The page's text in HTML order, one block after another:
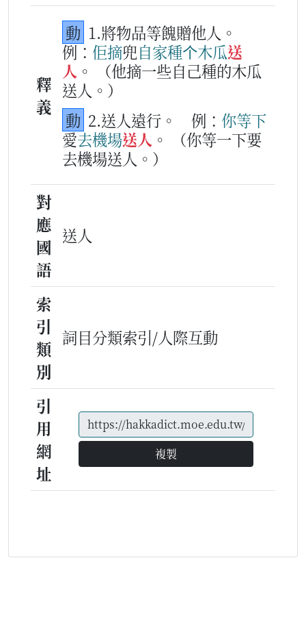
釋
義
動 1.將物品等餽贈他人。
例： 佢摘兜自家種个木瓜送
人 。
（他摘一些自己種的木瓜
送人。）
動 2.送人遠行。 例： 你等下
愛去機場送人 。
（你等一下要
去機場送人。）
對
應
國
語
送人
索
引
類
別
詞目分類索引/人際互動
引
用
網
址
複製